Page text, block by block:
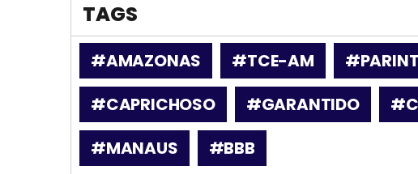
TAGS
#AMAZONAS #TCE-AM
#CAPRICHOSO
#GARANTIDO
#MANAUS
#BBB